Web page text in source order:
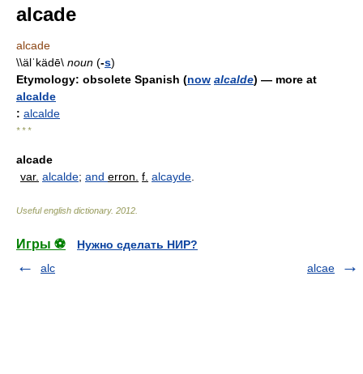
alcade
alcade
\\älˈkädē\ noun (-s)
Etymology: obsolete Spanish (now alcalde) — more at
alcalde
: alcalde
* * *
alcade
var. alcalde; and erron. f. alcayde
Useful english dictionary. 2012
Игры ⚽
Нужно сделать НИР?
alc
alcae